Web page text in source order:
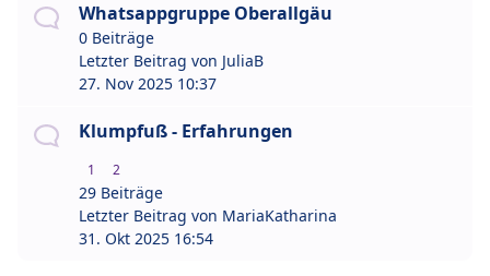
Whatsappgruppe Oberallgäu
0 Beiträge
Letzter Beitrag von JuliaB
27. Nov 2025 10:37
Klumpfuß - Erfahrungen
1 2
29 Beiträge
Letzter Beitrag von MariaKatharina
31. Okt 2025 16:54